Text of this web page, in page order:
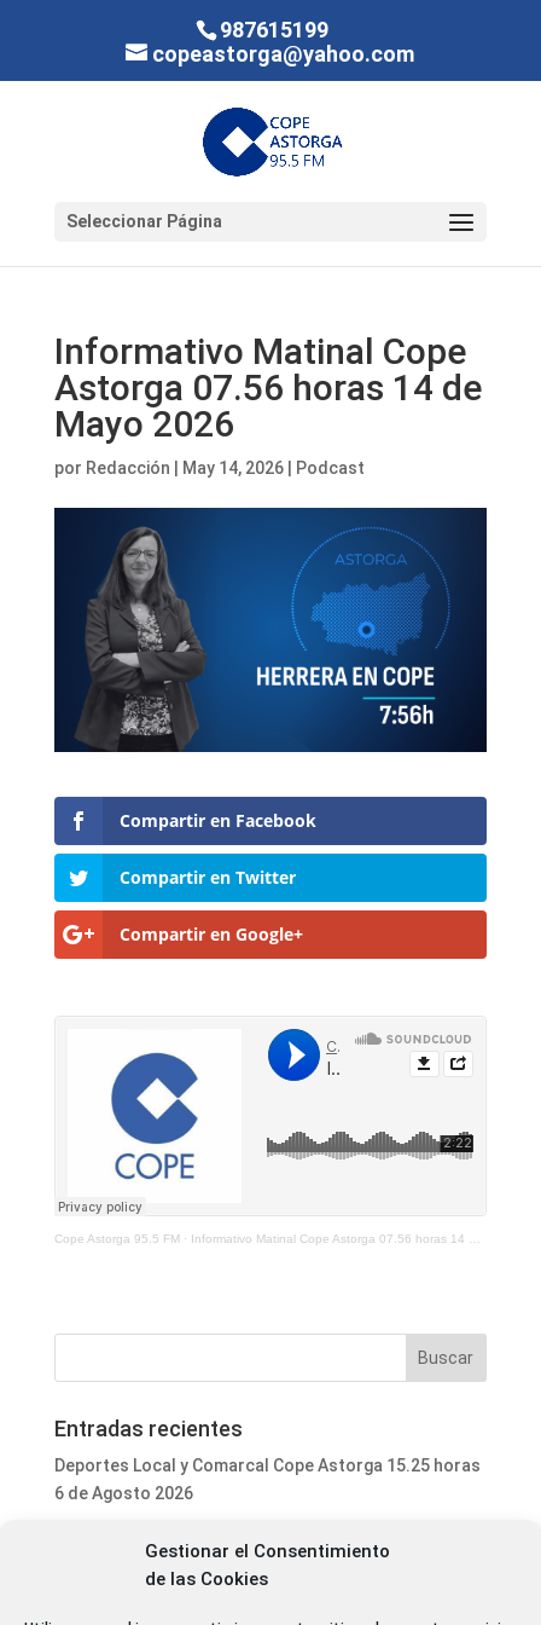
Gestionar el Consentimiento
de las Cookies
987615199
copeastorga@yahoo.com
Seleccionar Página
Informativo Matinal Cope
Astorga 07.56 horas 14 de
Mayo 2026
por Redacción May 14, 2026| Podcast
Compartir en Facebook
Compartir en Twitter
Compartir en Google+
Cope Astorga 95.5 FM· Informativo Matinal Cope Astorga 07.56 horas 14 de Mayo 2026
Entradas recientes
Deportes Local y Comarcal Cope Astorga 15.25 horas
6 de Agosto 2026